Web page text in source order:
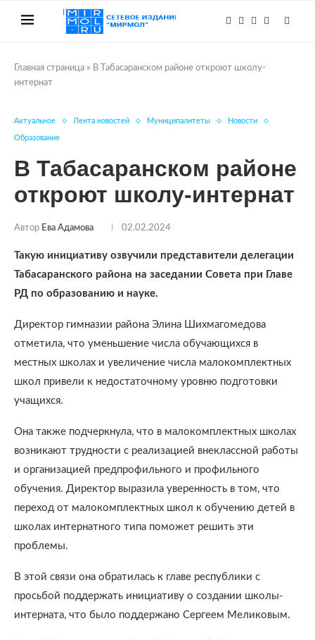
Главная страница » В Табасаранском районе откроют школу-
интернат
Актуальное Лента новостей Муниципалитеты Новости
Образование
В Табасаранском районе
откроют школу-интернат
Автор Ева Адамова 02.02.2024
Такую инициативу озвучили представители делегации
Табасаранского района на заседании Совета при Главе
РД по образованию и науке.
Директор гимназии района Элина Шихмагомедова
отметила, что уменьшение числа обучающихся в
местных школах и увеличение числа малокомплектных
школ привели к недостаточному уровню подготовки
учащихся.
Она также подчеркнула, что в малокомплектных школах
возникают трудности с реализацией внеклассной работы
и организацией предпрофильного и профильного
обучения. Директор выразила уверенность в том, что
переход от малокомплектных школ к обучению детей в
школах интернатного типа поможет решить эти
проблемы.
В этой связи она обратилась к главе республики с
просьбой поддержать инициативу о создании школы-
интерната, что было поддержано Сергеем Меликовым.